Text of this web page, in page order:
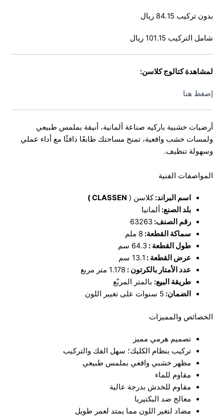
بدون تركيب 84.15 ريال
شامل التركيب 101.15 ريال
لمشاهدة كتالوج كلاسن:
إضغط هنا
أرضيات خشبية باركيه صناعة ألمانية، أنيقة بملمس طبيعي
ولمسات خشب واقعية، تمنح مساحتك طابعًا دافئًا مع أداء عملي
وسهولة تنظيف.
المواصفات الفنية
اسم البراند:كلاسن ( CLASSEN )
بلد الصنع: ألمانيا
رقم الصنف:63263
سماكة القطعة: 8 ملم
طول القطعة :64.3 سم
عرض القطعة : 13.1 سم
عدد الأمتار بالكرتون : 1.178 متر مربع
طريقة البيع: بالمتر المربّع
الضمان: 5 سنوات على تغيير اللون
الخصائص والمميزات
تصميم هرمي مميز
تركيب بنظام الكليك؛ سهل الفك والتركيب
مظهر خشبي واقعي بملمس طبيعي
مقاوم للماء
مقاوم للخدش بدرجة عالية
معالج ضد البكتيريا
مضاد لتغير اللون مما يمتد لعمر طويل